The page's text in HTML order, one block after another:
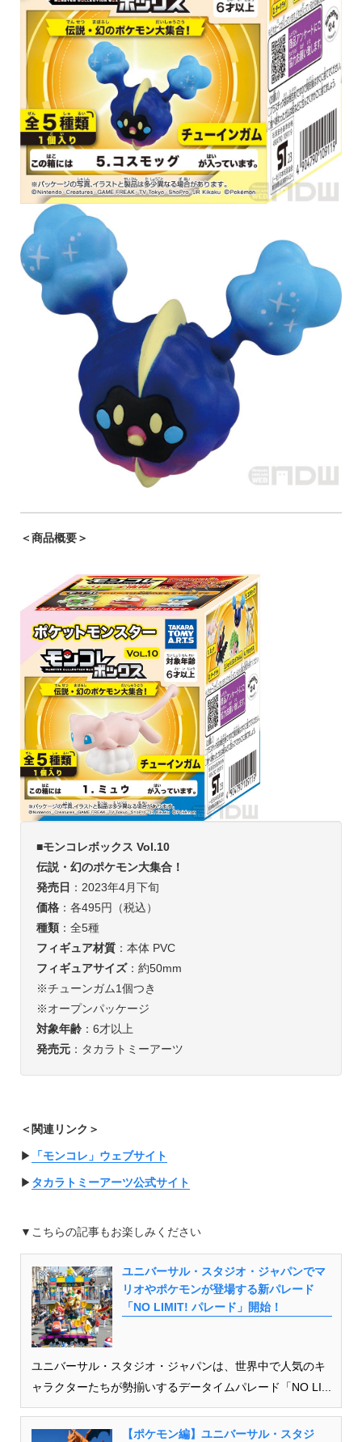
＜商品概要＞
■モンコレボックス Vol.10
伝説・幻のポケモン大集合！
発売日 ：2023年4月下旬
価格：各495円（税込）
種類：全5種
フィギュア材質：本体 PVC
フィギュアサイズ：約50mm
※チューンガム1個つき
※オープンパッケージ
対象年齢：6才以上
発売元：タカラトミーアーツ
＜関連リンク＞
▶︎ 「モンコレ」ウェブサイト
▶︎ タカラトミーアーツ公式サイト
▼こちらの記事もお楽しみください
ユニバーサル・スタジオ・ジャパンでマ
リオやポケモンが登場する新パレード
「NO LIMIT! パレード」開始！
ユニバーサル・スタジオ・ジャパンは、世界中で人気のキ
ャラクターたちが勢揃いするデータイムパレード「NO LI...
【ポケモン編】ユニバーサル・スタジ